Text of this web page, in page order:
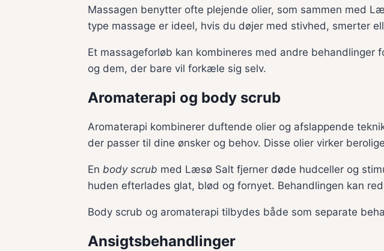
Massagen benytter ofte plejende olier, som sammen med
type massage er ideel, hvis du døjer med stivhed, smerter
Et massageforløb kan kombineres med andre
og dem, der bare vil forkæle sig selv.
Aromaterapi og body scrub
Aromaterapi kombinerer duftende olier og afslappende
der passer til dine ønsker og behov. Disse olier virker
En body scrub med Læsø Salt fjerner døde hudceller og
huden efterlades glat, blød og fornyet. Behandlingen kan
Body scrub og aromaterapi tilbydes både som separate
Ansigtsbehandlinger